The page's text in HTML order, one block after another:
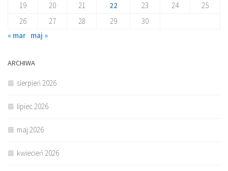
19
20 21 22 23 24
25
26
27 28 29
30
« mar maj »
ARCHIWA
sierpień 2026
lipiec 2026
maj 2026
kwiecień 2026